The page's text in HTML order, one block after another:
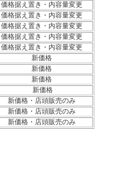
価格据え置き・内容量変更
価格据え置き・内容量変更
価格据え置き・内容量変更
価格据え置き・内容量変更
価格据え置き・内容量変更
新価格
新価格
新価格
新価格
新価格・店頭販売のみ
新価格・店頭販売のみ
新価格・店頭販売のみ